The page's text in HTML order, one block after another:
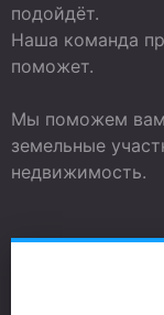
подойдёт.
Наша команда
поможет.
Мы поможем вам
земельные
недвижимость.